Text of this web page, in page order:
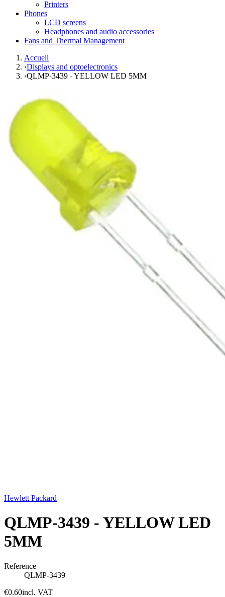
Printers
Phones
LCD screens
Headphones and audio accessories
Fans and Thermal Management
Accueil
›Displays and optoelectronics
›QLMP-3439 - YELLOW LED 5MM
Hewlett Packard
QLMP-3439 - YELLOW LED
5MM
Reference
QLMP-3439
€0.60incl. VAT